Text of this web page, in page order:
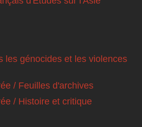
les génocides et les violences
/ Feuilles d'archives
/ Histoire et critique